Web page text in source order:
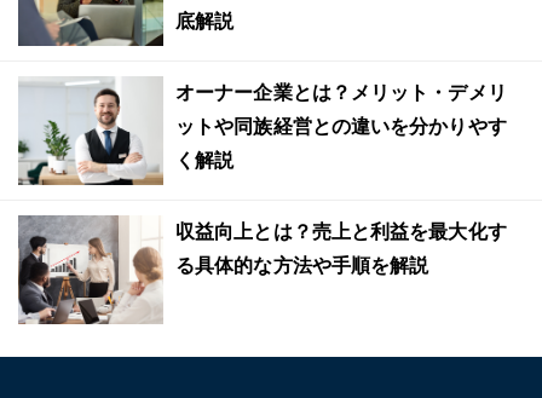
底解説
オーナー企業とは？メリット・デメリ
ットや同族経営との違いを分かりやす
く解説
収益向上とは？売上と利益を最大化す
る具体的な方法や手順を解説